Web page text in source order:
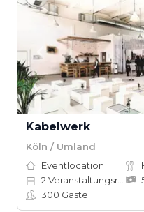
Kabelwerk
Köln / Umland
Eventlocation
2 Veranstaltungsräume
300 Gäste